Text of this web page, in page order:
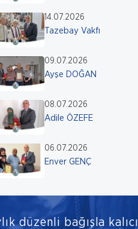
14.07.2026
Tazebay Vakfı
09.07.2026
Ayşe DOĞAN
08.07.2026
Adile ÖZEFE
06.07.2026
Enver GENÇ
düzenli bağışla kalıcı